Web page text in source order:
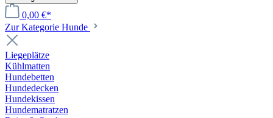
0,00 €*
Zur Kategorie Hunde
Liegeplätze
Kühlmatten
Hundebetten
Hundedecken
Hundekissen
Hundematratzen